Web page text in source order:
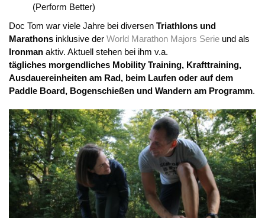
(Perform Better)
Doc Tom war viele Jahre bei diversen Triathlons und
Marathons inklusive der World Marathon Majors Serie und als
Ironman aktiv. Aktuell stehen bei ihm v.a.
tägliches morgendliches Mobility Training, Krafttraining,
Ausdauereinheiten am Rad, beim Laufen oder auf dem
Paddle Board, Bogenschießen und Wandern am Programm.